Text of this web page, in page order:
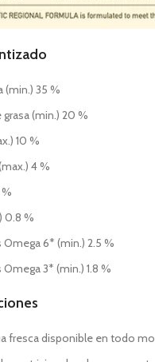
(min.) 35 %
(min.) 20 %
10 %
4 %
0.8 %
Omega 6* (min.) 2.5 %
3* (min.) 1.8 %
fresca disponible en todo